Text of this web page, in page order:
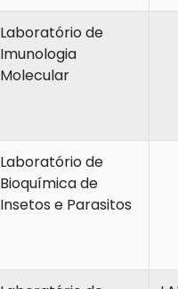
Laboratório de
Imunologia
Molecular
Laboratório de
Bioquímica de
Insetos e Parasitos